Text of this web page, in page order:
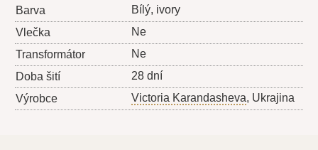
Barva
Bílý, ivory
Vlečka
Ne
Transformátor
Ne
Doba šití
28 dní
Výrobce
Victoria Karandasheva, Ukrajina